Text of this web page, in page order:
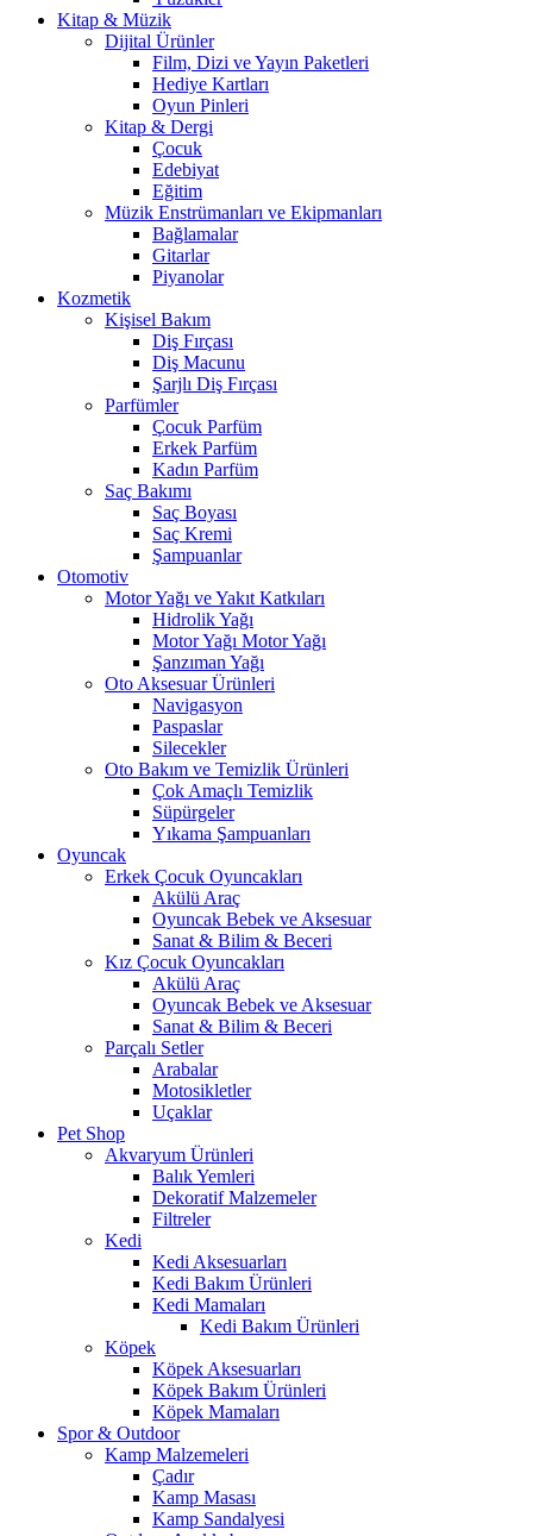
Kitap & Müzik
Dijital Ürünler
Film, Dizi ve Yayın Paketleri
Hediye Kartları
Oyun Pinleri
Kitap & Dergi
Çocuk
Edebiyat
Eğitim
Müzik Enstrümanları ve Ekipmanları
Bağlamalar
Gitarlar
Piyanolar
Kozmetik
Kişisel Bakım
Diş Fırçası
Diş Macunu
Şarjlı Diş Fırçası
Parfümler
Çocuk Parfüm
Erkek Parfüm
Kadın Parfüm
Saç Bakımı
Saç Boyası
Saç Kremi
Şampuanlar
Otomotiv
Motor Yağı ve Yakıt Katkıları
Hidrolik Yağı
Motor Yağı Motor Yağı
Şanzıman Yağı
Oto Aksesuar Ürünleri
Navigasyon
Paspaslar
Silecekler
Oto Bakım ve Temizlik Ürünleri
Çok Amaçlı Temizlik
Süpürgeler
Yıkama Şampuanları
Oyuncak
Erkek Çocuk Oyuncakları
Akülü Araç
Oyuncak Bebek ve Aksesuar
Sanat & Bilim & Beceri
Kız Çocuk Oyuncakları
Akülü Araç
Oyuncak Bebek ve Aksesuar
Sanat & Bilim & Beceri
Parçalı Setler
Arabalar
Motosikletler
Uçaklar
Pet Shop
Akvaryum Ürünleri
Balık Yemleri
Dekoratif Malzemeler
Filtreler
Kedi
Kedi Aksesuarları
Kedi Bakım Ürünleri
Kedi Mamaları
Kedi Bakım Ürünleri
Köpek
Köpek Aksesuarları
Köpek Bakım Ürünleri
Köpek Mamaları
Spor & Outdoor
Kamp Malzemeleri
Çadır
Kamp Masası
Kamp Sandalyesi